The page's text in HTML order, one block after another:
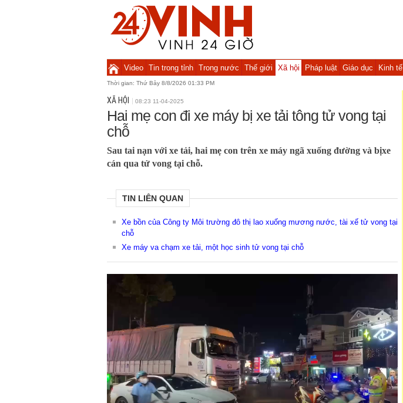
Video Tin trong tỉnh Trong nước Thế giới Xã hội Pháp luật Giáo dục Kinh tế
Thời gian: Thứ Bảy 8/8/2026 01:33 PM
XÃ HỘI 08:23 11-04-2025
Hai mẹ con đi xe máy bị xe tải tông tử vong tại
chỗ
Sau tai nạn với xe tải, hai mẹ con trên xe máy ngã xuống đường và bịxe
cán qua tử vong tại chỗ.
TIN LIÊN QUAN
Xe bồn của Công ty Môi trường đô thị lao xuống mương nước, tài xế tử vong tại
chỗ
Xe máy va chạm xe tải, một học sinh tử vong tại chỗ